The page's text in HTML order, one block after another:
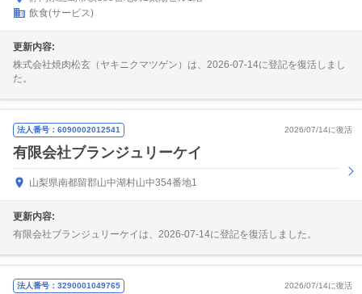
飲食(サービス)
更新内容:
株式会社焼肉松玄（ヤキニクマツゲン）は、2026-07-14に登記を復活しまし
た。
法人番号：6090002012541 2026/07/14に復活
有限会社ブランジュリーケイ
山梨県南都留郡山中湖村山中354番地1
更新内容:
有限会社ブランジュリーケイは、2026-07-14に登記を復活しました。
法人番号：3290001049765 2026/07/14に復活